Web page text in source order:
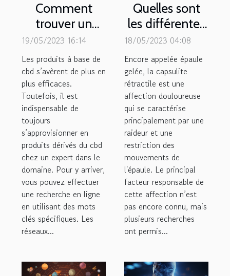
Comment
trouver un
expert de cbd
en France ?
19/05/2023 16:14
Les produits à base de
cbd s’avèrent de plus en
plus efficaces.
Toutefois, il est
indispensable de
toujours
s’approvisionner en
produits dérivés du cbd
chez un expert dans le
domaine. Pour y arriver,
vous pouvez effectuer
une recherche en ligne
en utilisant des mots
clés spécifiques. Les
réseaux...
Quelles sont
les différentes
causes d’une
capsulite
rétractile ?
18/05/2023 04:08
Encore appelée épaule
gelée, la capsulite
rétractile est une
affection douloureuse
qui se caractérise
principalement par une
raideur et une
restriction des
mouvements de
l'épaule. Le principal
facteur responsable de
cette affection n’est
pas encore connu, mais
plusieurs recherches
ont permis...